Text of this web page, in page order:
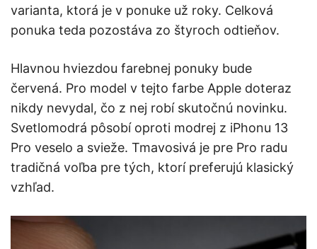
varianta, ktorá je v ponuke už roky. Celková
ponuka teda pozostáva zo štyroch odtieňov.
Hlavnou hviezdou farebnej ponuky bude
červená. Pro model v tejto farbe Apple doteraz
nikdy nevydal, čo z nej robí skutočnú novinku.
Svetlomodrá pôsobí oproti modrej z iPhonu 13
Pro veselo a svieže. Tmavosivá je pre Pro radu
tradičná voľba pre tých, ktorí preferujú klasický
vzhľad.